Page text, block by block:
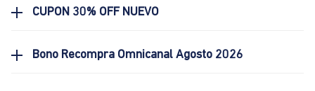
CUPON 30% OFF NUEVO
Bono Recompra Omnicanal Agosto 2026